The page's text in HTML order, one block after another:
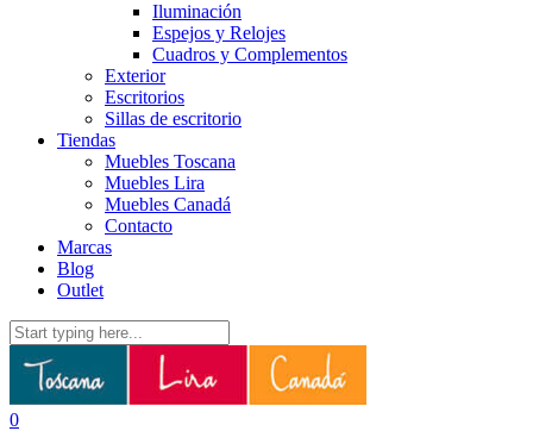
Iluminación
Espejos y Relojes
Cuadros y Complementos
Exterior
Escritorios
Sillas de escritorio
Tiendas
Muebles Toscana
Muebles Lira
Muebles Canadá
Contacto
Marcas
Blog
Outlet
0